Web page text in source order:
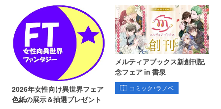
2026年女性向け異世界フェア
色紙の展示＆抽選プレゼント
メルティアブックス新創刊記
念フェア in 書泉
コミック・ラノベ